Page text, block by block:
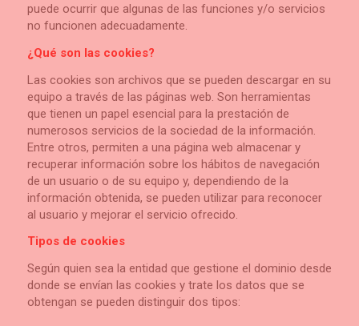
puede ocurrir que algunas de las funciones y/o servicios
no funcionen adecuadamente.
¿Qué son las cookies?
Las cookies son archivos que se pueden descargar en su
equipo a través de las páginas web. Son herramientas
que tienen un papel esencial para la prestación de
numerosos servicios de la sociedad de la información.
Entre otros, permiten a una página web almacenar y
recuperar información sobre los hábitos de navegación
de un usuario o de su equipo y, dependiendo de la
información obtenida, se pueden utilizar para reconocer
al usuario y mejorar el servicio ofrecido.
Tipos de cookies
Según quien sea la entidad que gestione el dominio desde
donde se envían las cookies y trate los datos que se
obtengan se pueden distinguir dos tipos: